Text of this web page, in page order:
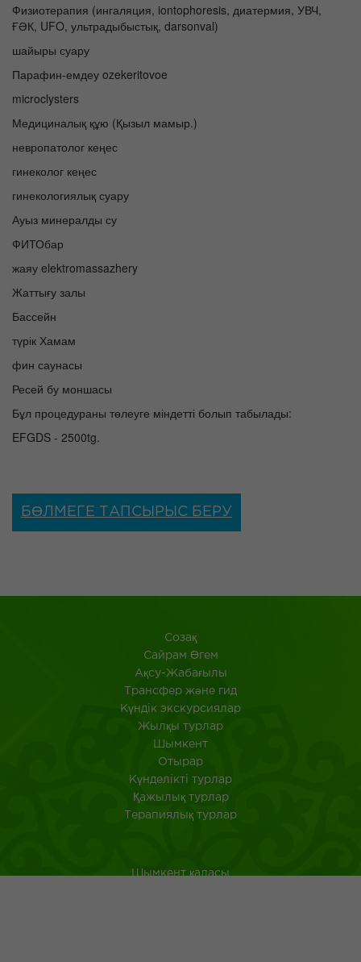
Физиотерапия (ингаляция, iontophoresis, диатермия, УВЧ,
ҒӘК, UFO, ультрадыбыстық, darsonval)
шайыры суару
Парафин-емдеу ozekeritovoe
microclysters
Медициналық құю (Қызыл мамыр.)
невропатолог кеңес
гинеколог кеңес
гинекологиялық суару
Ауыз минералды су
ФИТОбар
жаяу elektromassazhery
Жаттығу залы
Бассейн
түрік Хамам
фин саунасы
Ресей бу моншасы
Бұл процедураны төлеуге міндетті болып табылады:
EFGDS - 2500tg.
БӨЛМЕГЕ ТАПСЫРЫС БЕРУ
Созақ
​Сайрам Өгем
Ақсу-Жабағылы
Трансфер және гид
Күндік экскурсиялар
Жылқы турлар
Шымкент
Отырар
Күнделікті турлар
Қажылық турлар
Терапиялық турлар
Шымкент қаласы